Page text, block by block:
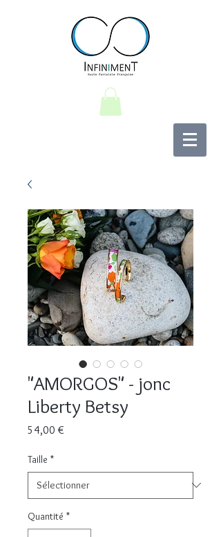
"AMORGOS" - jonc
Liberty Betsy
54,00 €
Taille *
Quantité *